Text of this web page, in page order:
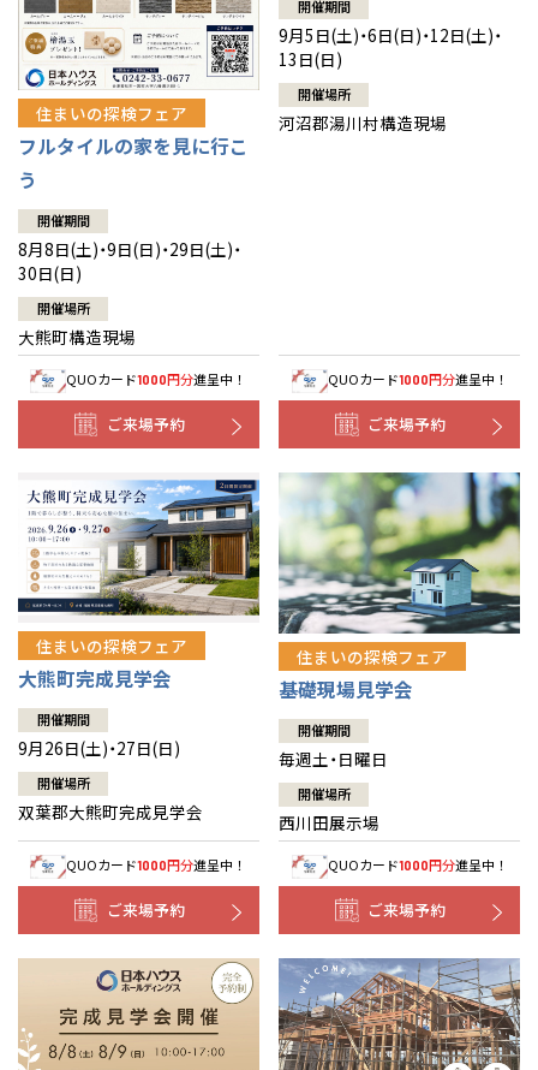
住まいの探検フェア
フルタイルの家を見に行こ
う
開催期間
8月8日(土)・9日(日)・29日(土)・
30日(日)
開催場所
大熊町構造現場
QUOカード1000円分進呈中！
ご来場予約
開催期間
9月5日(土)・6日(日)・12日(土)・
13日(日)
開催場所
河沼郡湯川村構造現場
QUOカード1000円分進呈中！
ご来場予約
住まいの探検フェア
大熊町完成見学会
開催期間
9月26日(土)・27日(日)
開催場所
双葉郡大熊町完成見学会
QUOカード1000円分進呈中！
ご来場予約
住まいの探検フェア
基礎現場見学会
開催期間
毎週土・日曜日
開催場所
西川田展示場
QUOカード1000円分進呈中！
ご来場予約